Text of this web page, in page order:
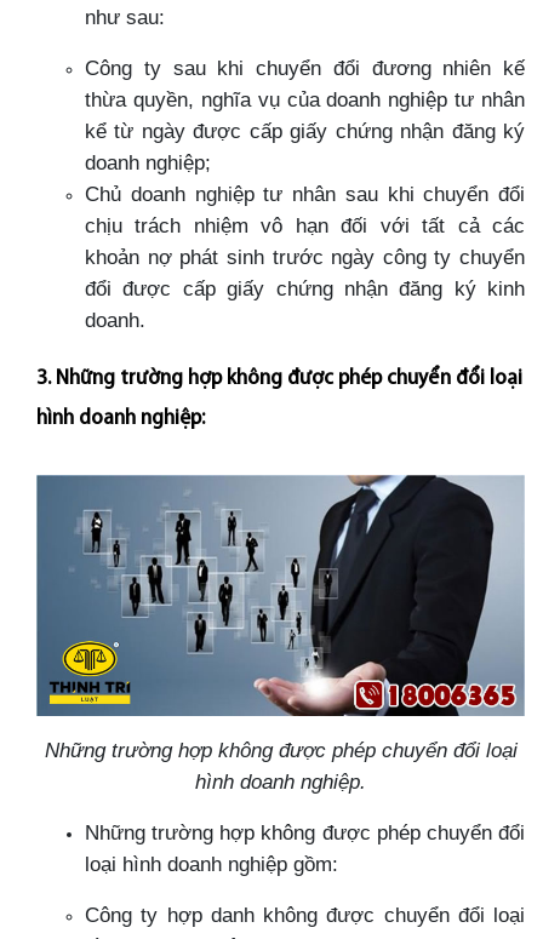
như sau:
Công ty sau khi chuyển đổi đương nhiên kế
thừa quyền, nghĩa vụ của doanh nghiệp tư nhân
kể từ ngày được cấp giấy chứng nhận đăng ký
doanh nghiệp;
Chủ doanh nghiệp tư nhân sau khi chuyển đổi
chịu trách nhiệm vô hạn đối với tất cả các
khoản nợ phát sinh trước ngày công ty chuyển
đổi được cấp giấy chứng nhận đăng ký kinh
doanh.
3. Những trường hợp không được phép chuyển đổi loại
hình doanh nghiệp:
Những trường hợp không được phép chuyển đổi loại
hình doanh nghiệp.
Những trường hợp không được phép chuyển đổi
loại hình doanh nghiệp gồm:
Công ty hợp danh không được chuyển đổi loại